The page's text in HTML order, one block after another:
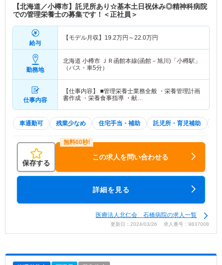
【北海道／小樽市】託児所あり☆基本土日祝休み◎精神科病院
での管理栄養士の募集です！＜正社員＞
給与
【モデル月収】 19.2万円～22.0万円
勤務地
北海道 小樽市 ＪＲ函館本線(函館－旭川)「小樽駅」
（バス・車5分）
仕事内容
【仕事内容】 ■管理栄養士業務全般 ・栄養管理計画
書作成 ・栄養食事指導 ・献…
車通勤可 残業少なめ 住宅手当・補助 託児所・育児補助
保存する
この求人を問い合わせる
詳細を見る
医療法人北仁会 石橋病院の求人一覧
更新日：2024/03/26 求人番号：9837008